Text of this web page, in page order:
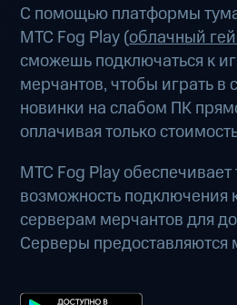
С помощью платформы
МТС Fog Play (облачный
сможешь подключаться к
мерчантов, чтобы играть
новинки на слабом ПК
оплачивая только
МТС Fog Play обеспечивает
возможность подключения
серверам мерчантов для
Серверы предоставляются